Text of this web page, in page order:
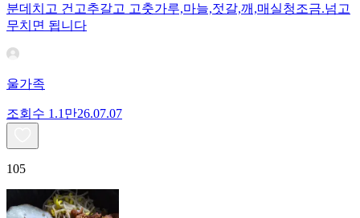
분데치고 건고추갈고 고춧가루,마늘,젓갈,깨,매실청조금.넘고
무치면 됩니다
울가족
조회수 1.1만26.07.07
105